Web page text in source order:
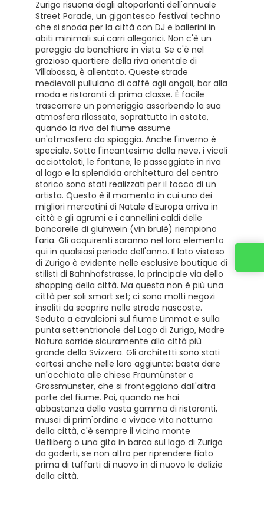
Zurigo risuona dagli altoparlanti dell'annuale
Street Parade, un gigantesco festival techno
che si snoda per la città con DJ e ballerini in
abiti minimali sui carri allegorici. Non c'è un
pareggio da banchiere in vista. Se c'è nel
grazioso quartiere della riva orientale di
Villabassa, è allentato. Queste strade
medievali pullulano di caffè agli angoli, bar alla
moda e ristoranti di prima classe. È facile
trascorrere un pomeriggio assorbendo la sua
atmosfera rilassata, soprattutto in estate,
quando la riva del fiume assume
un'atmosfera da spiaggia. Anche l'inverno è
speciale. Sotto l'incantesimo della neve, i vicoli
acciottolati, le fontane, le passeggiate in riva
al lago e la splendida architettura del centro
storico sono stati realizzati per il tocco di un
artista. Questo è il momento in cui uno dei
migliori mercatini di Natale d'Europa arriva in
città e gli agrumi e i cannellini caldi delle
bancarelle di glühwein (vin brulè) riempiono
l'aria. Gli acquirenti saranno nel loro elemento
qui in qualsiasi periodo dell'anno. Il lato vistoso
di Zurigo è evidente nelle esclusive boutique di
stilisti di Bahnhofstrasse, la principale via dello
shopping della città. Ma questa non è più una
città per soli smart set; ci sono molti negozi
insoliti da scoprire nelle strade nascoste.
Seduta a cavalcioni sul fiume Limmat e sulla
punta settentrionale del Lago di Zurigo, Madre
Natura sorride sicuramente alla città più
grande della Svizzera. Gli architetti sono stati
cortesi anche nelle loro aggiunte: basta dare
un'occhiata alle chiese Fraumünster e
Grossmünster, che si fronteggiano dall'altra
parte del fiume. Poi, quando ne hai
abbastanza della vasta gamma di ristoranti,
musei di prim'ordine e vivace vita notturna
della città, c'è sempre il vicino monte
Uetliberg o una gita in barca sul lago di Zurigo
da goderti, se non altro per riprendere fiato
prima di tuffarti di nuovo in di nuovo le delizie
della città.
Contattaci